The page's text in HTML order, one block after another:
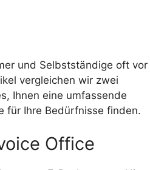
und Selbstständige oft vor
vergleichen wir zwei
Ihnen eine umfassende
für Ihre Bedürfnisse finden.
Office